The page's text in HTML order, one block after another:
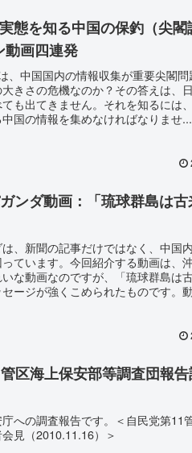
態を知る中国の保釣（尖閣
動画四連発
、中国国内の情報収集が重要尖閣問
きさの危機なのか？その答えは、
も出てきません。それを知るには
国の情報を集めなければなりませ...
ンダ動画：「琉球群島は
、新聞の記事だけではなく、中国
ています。今回紹介する動画は、
な動画なのですが、「琉球群島は
ージが強くこめられたものです。
区海上保安部等調査団報
への調査報告です。＜自民党第11
見（2010.11.16）＞